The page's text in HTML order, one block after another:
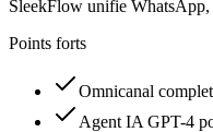
SleekFlow unifie WhatsApp,
Points forts
Omnicanal
Agent IA GPT-4